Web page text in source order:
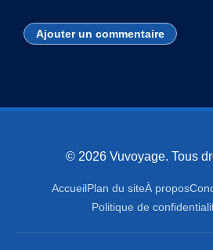
Ajouter un commentaire
© 2026 Vuvoyage. Tous
AccueilPlan du siteÀ propos
Politique de